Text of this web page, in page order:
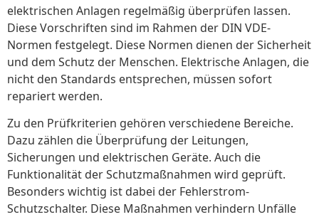
elektrischen Anlagen regelmäßig überprüfen lassen.
Diese Vorschriften sind im Rahmen der DIN VDE-
Normen festgelegt. Diese Normen dienen der Sicherheit
und dem Schutz der Menschen. Elektrische Anlagen, die
nicht den Standards entsprechen, müssen sofort
repariert werden.
Zu den Prüfkriterien gehören verschiedene Bereiche.
Dazu zählen die Überprüfung der Leitungen,
Sicherungen und elektrischen Geräte. Auch die
Funktionalität der Schutzmaßnahmen wird geprüft.
Besonders wichtig ist dabei der Fehlerstrom-
Schutzschalter. Diese Maßnahmen verhindern Unfälle